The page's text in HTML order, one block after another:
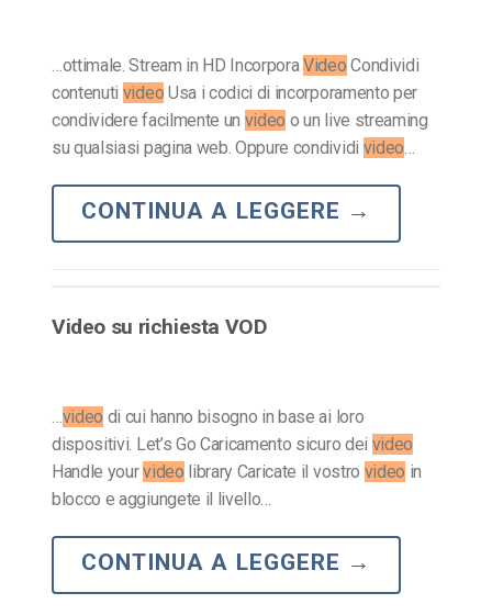
…ottimale. Stream in HD IncorporaVideo Condividi
contenuti video Usa i codici di incorporamento per
condividere facilmente un video o un live streaming
su qualsiasi pagina web. Oppure condividi video…
CONTINUA A LEGGERE →
Video su richiesta VOD
…video di cui hanno bisogno in base ai loro
dispositivi. Let’s Go Caricamento sicuro dei video
Handle yourvideo library Caricate il vostro video in
blocco e aggiungete il livello…
CONTINUA A LEGGERE →